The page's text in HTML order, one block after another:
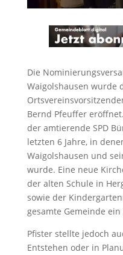
Die
Waigolshausen wurde
Bernd Pfeuffer
der amtierende SPD
letzten 6 Jahre, in
Waigolshausen und
wurde. Eine neue
der alten Schule in
sowie der
gesamte Gemeinde
Pfister stellte jedoch
Entstehen oder in